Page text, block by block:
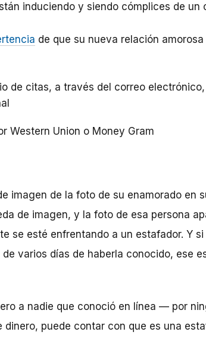
induciendo y siendo cómplices de un
de que su nueva relación amorosa
de citas, a través del correo electrónico,
Western Union o Money Gram
imagen de la foto de su enamorado en
de imagen, y la foto de esa persona
se esté enfrentando a un estafador. Y
varios días de haberla conocido, ese
a nadie que conoció en línea — por
puede contar con que es una